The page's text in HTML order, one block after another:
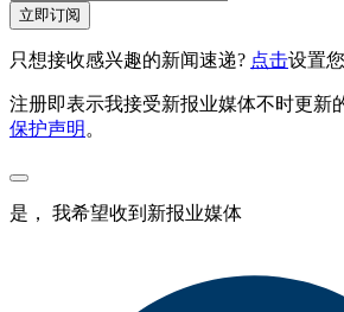
立即订阅
只想接收感兴趣的新闻速递? 点击设置
注册即表示我接受新报业媒体不时更新
保护声明 。
是， 我希望收到新报业媒体